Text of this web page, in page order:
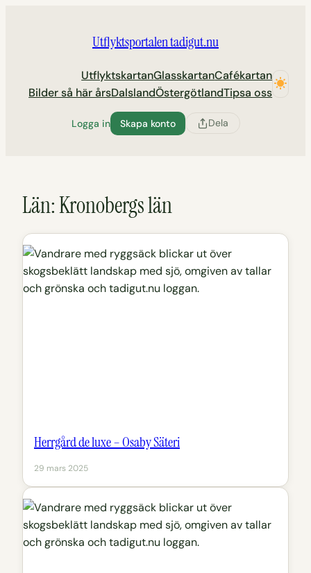
Utflyktsportalen tadigut.nu
UtflyktskartanGlasskartanCafékartan
Bilder så här årsDalslandÖstergötlandTipsa oss
Logga in Skapa konto Dela
Län:Kronobergs län
Herrgård de luxe – Osaby Säteri
29 mars 2025